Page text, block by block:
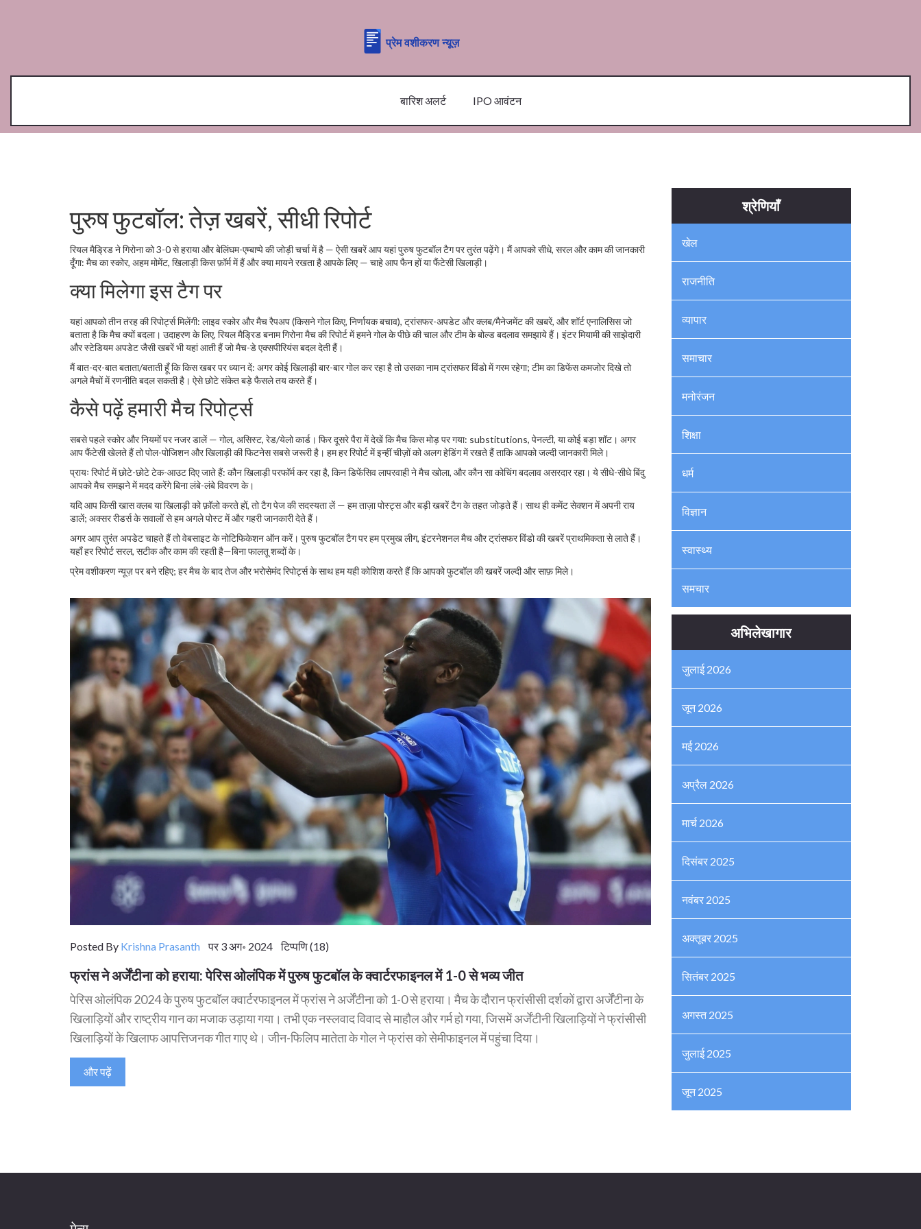
बारिश अलर्ट IPO आवंटन
पुरुष फुटबॉल: तेज़ खबरें, सीधी रिपोर्ट
रियल मैड्रिड ने गिरोना को 3-0 से हराया और बेलिंघम-एम्बाप्पे की जोड़ी चर्चा में है — ऐसी खबरें आप यहां पुरुष फुटबॉल टैग पर तुरंत पढ़ेंगे। मैं आपको सीधे, सरल और काम की जानकारी
दूँगा: मैच का स्कोर, अहम मोमेंट, खिलाड़ी किस फ़ॉर्म में हैं और क्या मायने रखता है आपके लिए — चाहे आप फैन हों या फैंटेसी खिलाड़ी।
क्या मिलेगा इस टैग पर
यहां आपको तीन तरह की रिपोर्ट्स मिलेंगी: लाइव स्कोर और मैच रैपअप (किसने गोल किए, निर्णायक बचाव), ट्रांसफर-अपडेट और क्लब/मैनेजमेंट की खबरें, और शॉर्ट एनालिसिस जो
बताता है कि मैच क्यों बदला। उदाहरण के लिए, रियल मैड्रिड बनाम गिरोना मैच की रिपोर्ट में हमने गोल के पीछे की चाल और टीम के बोल्ड बदलाव समझाये हैं। इंटर मियामी की साझेदारी
और स्टेडियम अपडेट जैसी खबरें भी यहां आती हैं जो मैच-डे एक्सपीरियंस बदल देती हैं।
मैं बात-दर-बात बताता/बताती हूँ कि किस खबर पर ध्यान दें: अगर कोई खिलाड़ी बार-बार गोल कर रहा है तो उसका नाम ट्रांसफर विंडो में गरम रहेगा; टीम का डिफेंस कमजोर दिखे तो
अगले मैचों में रणनीति बदल सकती है। ऐसे छोटे संकेत बड़े फैसले तय करते हैं।
कैसे पढ़ें हमारी मैच रिपोर्ट्स
सबसे पहले स्कोर और नियमों पर नजर डालें — गोल, असिस्ट, रेड/येलो कार्ड। फिर दूसरे पैरा में देखें कि मैच किस मोड़ पर गया: substitutions, पेनल्टी, या कोई बड़ा शॉट। अगर
आप फैंटेसी खेलते हैं तो पोल-पोजिशन और खिलाड़ी की फिटनेस सबसे जरूरी है। हम हर रिपोर्ट में इन्हीं चीज़ों को अलग हेडिंग में रखते हैं ताकि आपको जल्दी जानकारी मिले।
प्रायः रिपोर्ट में छोटे-छोटे टेक-आउट दिए जाते हैं: कौन खिलाड़ी परफॉर्म कर रहा है, किन डिफेंसिव लापरवाही ने मैच खोला, और कौन सा कोचिंग बदलाव असरदार रहा। ये सीधे-सीधे बिंदु
आपको मैच समझने में मदद करेंगे बिना लंबे-लंबे विवरण के।
यदि आप किसी खास क्लब या खिलाड़ी को फ़ॉलो करते हों, तो टैग पेज की सदस्यता लें — हम ताज़ा पोस्ट्स और बड़ी खबरें टैग के तहत जोड़ते हैं। साथ ही कमेंट सेक्शन में अपनी राय
डालें; अक्सर रीडर्स के सवालों से हम अगले पोस्ट में और गहरी जानकारी देते हैं।
अगर आप तुरंत अपडेट चाहते हैं तो वेबसाइट के नोटिफिकेशन ऑन करें। पुरुष फुटबॉल टैग पर हम प्रमुख लीग, इंटरनेशनल मैच और ट्रांसफर विंडो की खबरें प्राथमिकता से लाते हैं।
यहाँ हर रिपोर्ट सरल, सटीक और काम की रहती है—बिना फालतू शब्दों के।
प्रेम वशीकरण न्यूज़ पर बने रहिए; हर मैच के बाद तेज और भरोसेमंद रिपोर्ट्स के साथ हम यही कोशिश करते हैं कि आपको फुटबॉल की खबरें जल्दी और साफ़ मिले।
Posted By Krishna Prasanth पर 3 अग॰ 2024 टिप्पणि (18)
फ्रांस ने अर्जेंटीना को हराया: पेरिस ओलंपिक में पुरुष फुटबॉल के क्वार्टरफाइनल में 1-0 से भव्य जीत
पेरिस ओलंपिक 2024 के पुरुष फुटबॉल क्वार्टरफाइनल में फ्रांस ने अर्जेंटीना को 1-0 से हराया। मैच के दौरान फ्रांसीसी दर्शकों द्वारा अर्जेंटीना के
खिलाड़ियों और राष्ट्रीय गान का मजाक उड़ाया गया। तभी एक नस्लवाद विवाद से माहौल और गर्म हो गया, जिसमें अर्जेंटीनी खिलाड़ियों ने फ्रांसीसी
खिलाड़ियों के खिलाफ आपत्तिजनक गीत गाए थे। जीन-फिलिप मातेता के गोल ने फ्रांस को सेमीफाइनल में पहुंचा दिया।
और पढ़ें
श्रेणियाँ
खेल
राजनीति
व्यापार
समाचार
मनोरंजन
शिक्षा
धर्म
विज्ञान
स्वास्थ्य
समचार
अभिलेखागार
जुलाई 2026
जून 2026
मई 2026
अप्रैल 2026
मार्च 2026
दिसंबर 2025
नवंबर 2025
अक्तूबर 2025
सितंबर 2025
अगस्त 2025
जुलाई 2025
जून 2025